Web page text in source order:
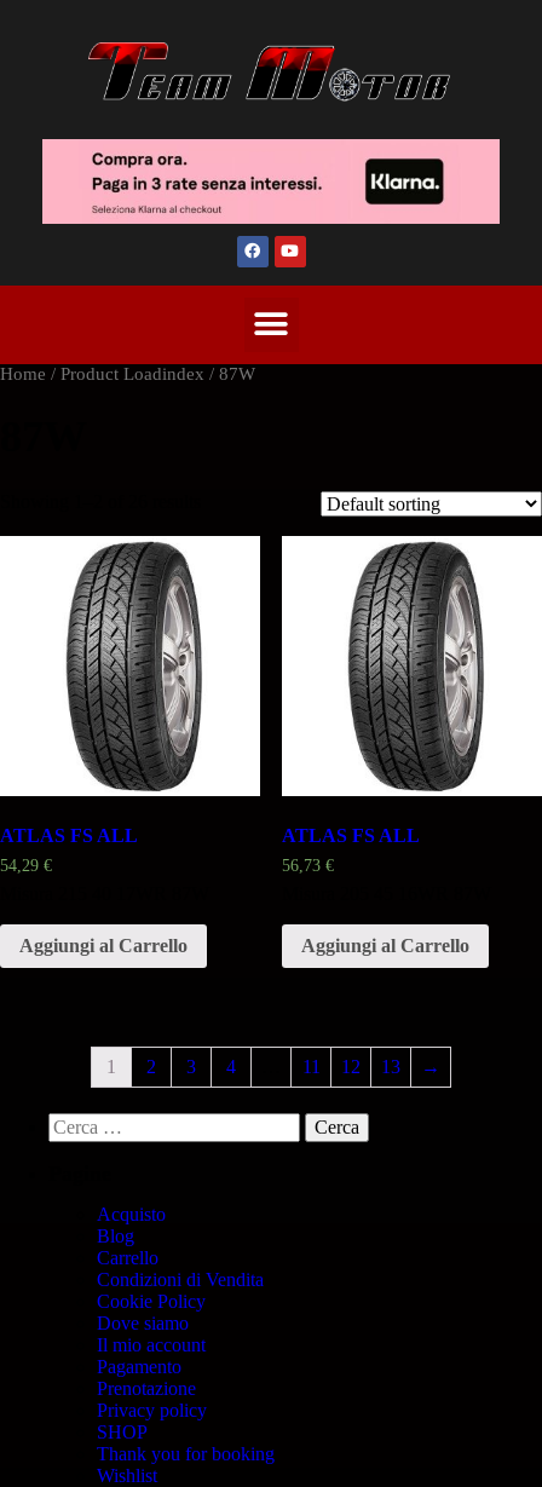
Home / Product Loadindex / 87W
ATLAS FS ALL
54,29 €
Aggiungi al Carrello
ATLAS FS ALL
56,73 €
Aggiungi al Carrello
1 2 3 4 11 12 13 →
Acquisto
Blog
Carrello
Condizioni di Vendita
Cookie Policy
Dove siamo
Il mio account
Pagamento
Prenotazione
Privacy policy
SHOP
Thank you for booking
Wishlist